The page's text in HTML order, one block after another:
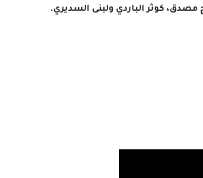
كوثر الباردي ولبنى السديري.